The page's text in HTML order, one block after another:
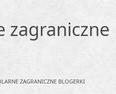
zagraniczne
ZAGRANICZNE BLOGERKI